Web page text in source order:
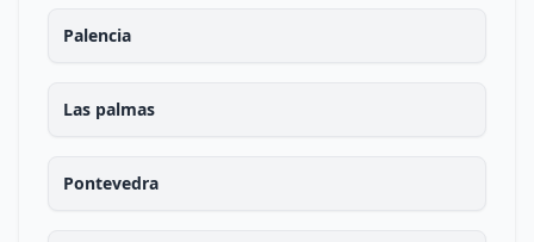
Palencia
Las palmas
Pontevedra